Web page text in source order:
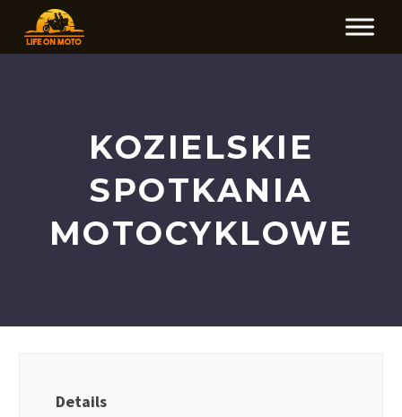
KOZIELSKIE
SPOTKANIA
MOTOCYKLOWE
Details